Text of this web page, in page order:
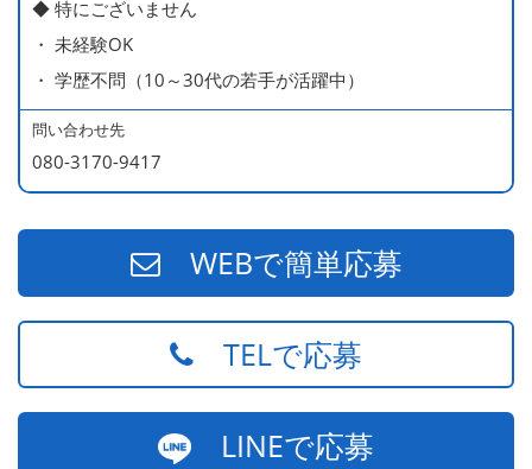
ラブラブな新婚さん）
540万円／店長（20代・入社3年目・ 育休取得して、更に
やる気MAXの2児のお父さん）
670万円／統括店長（30代・入社7年目・中学生の長男筆
頭に3人の子供を持つ一家の大黒柱）
◆ 特にございません
・ 未経験OK
・ 学歴不問（10～30代の若手が活躍中）
問い合わせ先
080-3170-9417
WEBで簡単応募
TELで応募
LINEで応募